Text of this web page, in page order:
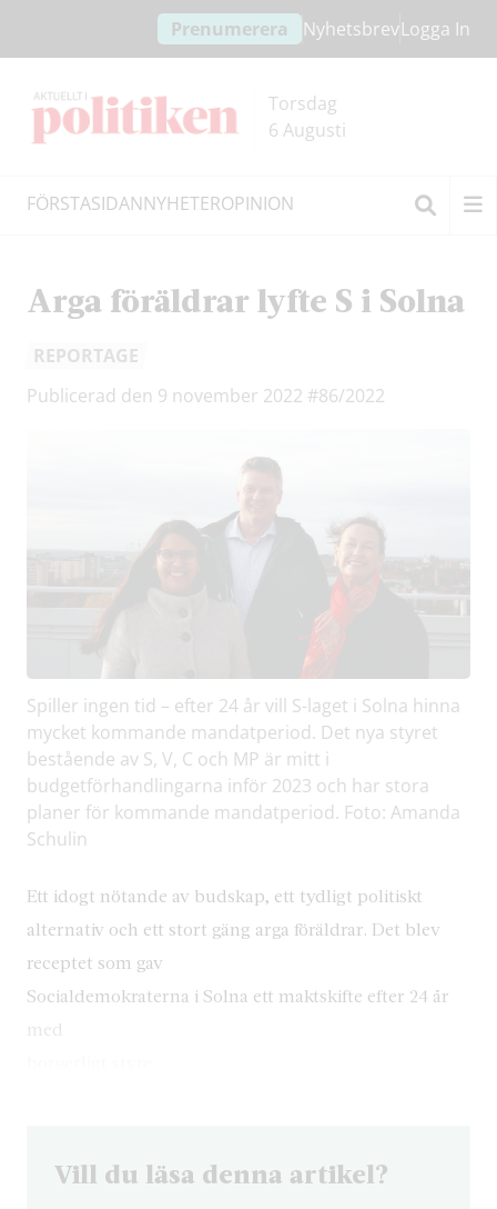
innehållet
headern
Prenumerera NyhetsbrevLogga In
Torsdag
6 Augusti
FÖRSTASIDANNYHETEROPINION
Arga föräldrar lyfte S i Solna
REPORTAGE
Publicerad den 9 november 2022 #86/2022
Spiller ingen tid – efter 24 år vill S-laget i Solna hinna
mycket kommande mandatperiod. Det nya styret
bestående av S, V, C och MP är mitt i
budgetförhandlingarna inför 2023 och har stora
planer för kommande mandatperiod. Foto: Amanda
Schulin
Ett idogt nötande av budskap, ett tydligt politiskt
alternativ och ett stort gäng arga föräldrar. Det blev
receptet som gav
Socialdemokraterna i Solna ett maktskifte efter 24 år
med
Vill du läsa denna artikel?